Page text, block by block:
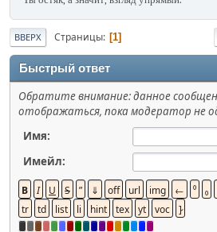
ВВЕРХ Страницы 1
Быстрый ответ
Обратите внимание: данное
отображаться, пока модератор не
Имя:
Имейл: